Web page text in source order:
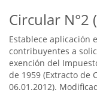
Circular N°2
Establece aplicación
contribuyentes a
exención del
de 1959 (Extracto de
06.01.2012).